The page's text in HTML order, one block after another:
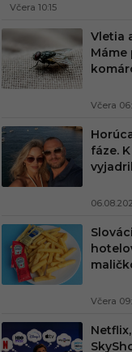
Včera 10:15
Vletia
Máme
Včera
fáze.
Včera